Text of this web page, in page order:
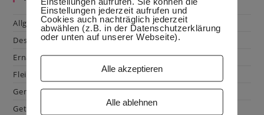
Allgemein
Dessert
Ernährung
Fleisch & Geflügel
Gemüse
Getränke
Einstellungen jederzeit aufrufen und
Cookies auch nachträglich jederzeit
abwählen (z.B. in der Datenschutzerklärung
oder unten auf unserer Webseite).
Alle akzeptieren
Alle ablehnen